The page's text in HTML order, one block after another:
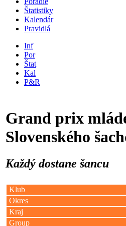
Štatistiky
Kalendár
Pravidlá
Inf
Por
Štat
Kal
P&R
Grand prix
Slovenského
Každý dostane šancu
Klub
Okres
Kraj
Group